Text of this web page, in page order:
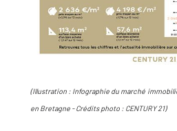
(Illustration : Infographie du marché
en Bretagne - Crédits photo : CENTURY 21)